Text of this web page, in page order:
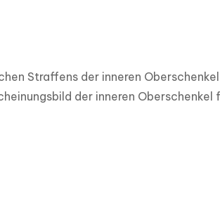
Straffens der inneren
der inneren Oberschenkel